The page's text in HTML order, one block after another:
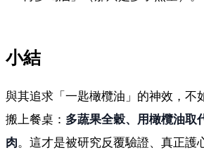
小結
與其追求「一匙橄欖油」的神效，不
搬上餐桌： 多蔬果全穀、用橄欖油取
肉。這才是被研究反覆驗證、真正護